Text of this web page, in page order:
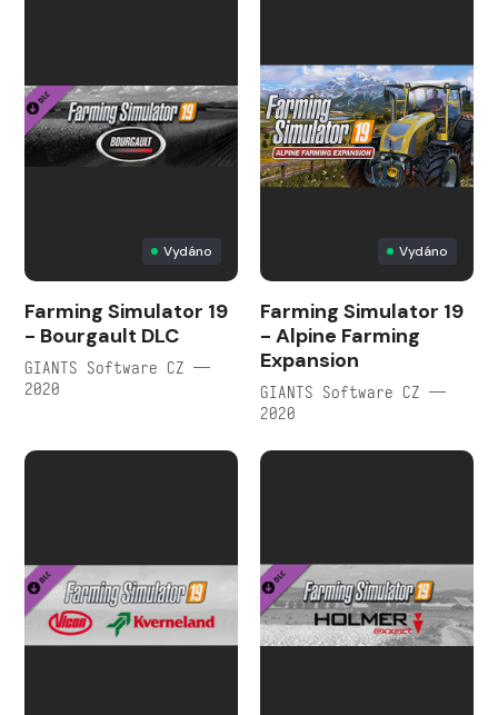
Vydáno
Farming Simulator 19
- Bourgault DLC
GIANTS Software CZ —
2020
Vydáno
Farming Simulator 19
- Alpine Farming
Expansion
GIANTS Software CZ —
2020